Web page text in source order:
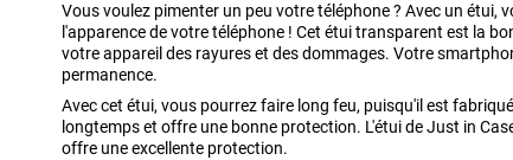
Vous voulez pimenter un peu votre téléphone ? Avec un étui,
l'apparence de votre téléphone ! Cet étui transparent est la
votre appareil des rayures et des dommages. Votre
permanence.
Avec cet étui, vous pourrez faire long feu, puisqu'il est
longtemps et offre une bonne protection. L'étui de Just in
offre une excellente protection.